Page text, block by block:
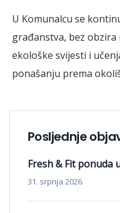
U Komunalcu se
građanstva, bez
ekološke svijesti i
ponašanju prema
Posljednje
Fresh & Fit ponuda
31. srpnja 2026.